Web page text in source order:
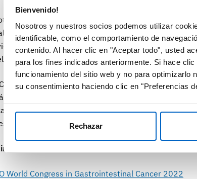
Bienvenido!
Nosotros y nuestros socios podemos utilizar
identificable, como el comportamiento de
contenido. Al hacer clic en "Aceptar todo", usted
para los fines indicados anteriormente. Si hace
funcionamiento del sitio web y no para optimizarlo
su consentimiento haciendo clic en "Preferencias
Rechazar
parte, el 1 de julio a las 10:50h arranca una
que incluye la discusión sobre casos clínicos. El
dedicada a los mecanismos inmunitarios y la
del microbioma intestinal en el CCR.
2022 también incluye sesiones de interés
y carcinoma hepatocelular, entre otros. Así
de la inteligencia artificial en la oncología
el manejo de los tumores del tracto
e inscripciones:
World Congress in Gastrointestinal Cancer 2022